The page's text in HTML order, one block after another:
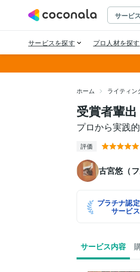
ホーム ライティン
受賞者輩
プロから実践
評価
古宮悠（フ
プラチナ認
サービス
サービス内容